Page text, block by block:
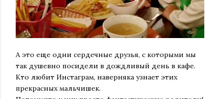
А это еще одни сердечные друзья, с которыми мы
так душевно посидели в дождливый день в кафе.
Кто любит Инстаграм, наверняка узнает этих
прекрасных мальчишек.